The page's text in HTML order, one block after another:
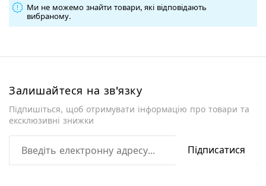
Ми не можемо знайти товари, які відповідають
вибраному.
Залишайтеся на зв'язку
Підпишіться, щоб отримувати інформацію про товари та
ексклюзивні знижки
Підписатися